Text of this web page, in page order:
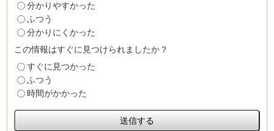
分かりやすかった
ふつう
分かりにくかった
この情報はすぐに見つけられましたか？
すぐに見つかった
ふつう
時間がかかった